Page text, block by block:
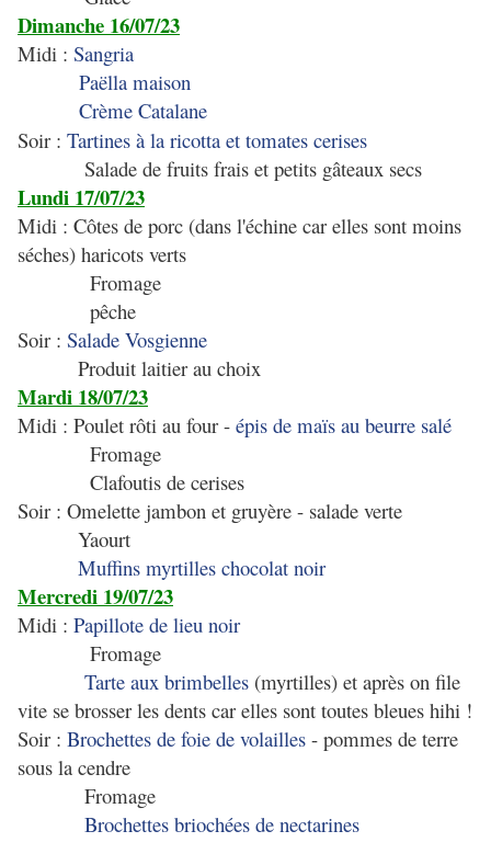
Dimanche 16/07/23
Midi : Sangria
Paëlla maison
Crème Catalane
Soir : Tartines à la ricotta et tomates cerises
Salade de fruits frais et petits gâteaux secs
Lundi 17/07/23
Midi : Côtes de porc (dans l'échine car elles sont moins
séches) haricots verts
Fromage
pêche
Soir : Salade Vosgienne
Produit laitier au choix
Mardi 18/07/23
Midi : Poulet rôti au four - épis de maïs au beurre salé
Fromage
Clafoutis de cerises
Soir : Omelette jambon et gruyère - salade verte
Yaourt
Muffins myrtilles chocolat noir
Mercredi 19/07/23
Midi : Papillote de lieu noir
Fromage
Tarte aux brimbelles (myrtilles) et après on file
vite se brosser les dents car elles sont toutes bleues hihi !
Soir : Brochettes de foie de volailles - pommes de terre
sous la cendre
Fromage
Brochettes briochées de nectarines